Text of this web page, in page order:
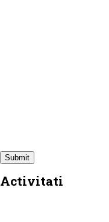
Activitati